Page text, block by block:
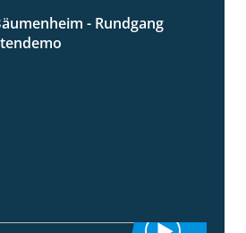
6:03
- Rundgang